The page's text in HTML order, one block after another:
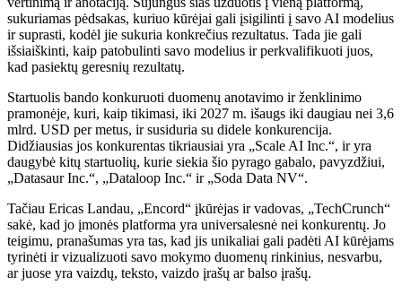
sukuriamas pėdsakas, kuriuo kūrėjai gali įsigilinti į savo AI modelius
ir suprasti, kodėl jie sukuria konkrečius rezultatus. Tada jie gali
išsiaiškinti, kaip patobulinti savo modelius ir perkvalifikuoti juos,
kad pasiektų geresnių rezultatų.
Startuolis bando konkuruoti duomenų anotavimo ir ženklinimo
pramonėje, kuri, kaip tikimasi, iki 2027 m. išaugs iki daugiau nei 3,6
mlrd. USD per metus, ir susiduria su didele konkurencija.
Didžiausias jos konkurentas tikriausiai yra „Scale AI Inc.“, ir yra
daugybė kitų startuolių, kurie siekia šio pyrago gabalo, pavyzdžiui,
„Datasaur Inc.“, „Dataloop Inc.“ ir „Soda Data NV“.
Tačiau Ericas Landau, „Encord“ įkūrėjas ir vadovas, „TechCrunch“
sakė, kad jo įmonės platforma yra universalesnė nei konkurentų. Jo
teigimu, pranašumas yra tas, kad jis unikaliai gali padėti AI kūrėjams
tyrinėti ir vizualizuoti savo mokymo duomenų rinkinius, nesvarbu,
ar juose yra vaizdų, teksto, vaizdo įrašų ar balso įrašų.